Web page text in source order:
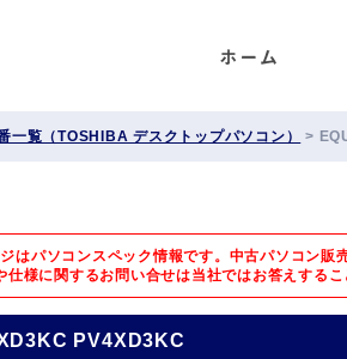
一覧（TOSHIBA デスクトップパソコン） >
はパソコンスペック情報です。中古パソコン販
仕様に関するお問い合せは当社ではお答えする
PV4XD3KC